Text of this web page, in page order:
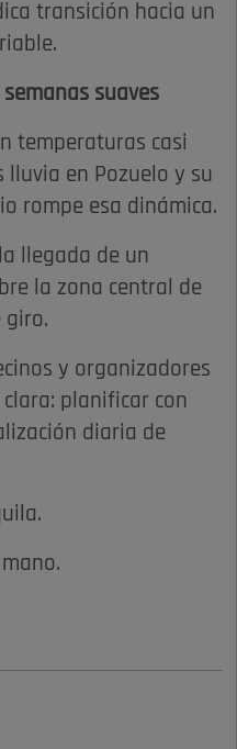
transición hacia un
suaves
temperaturas casi
lluvia en Pozuelo y su
rompe esa dinámica.
llegada de un
la zona central de
giro.
y organizadores
planificar con
diaria de